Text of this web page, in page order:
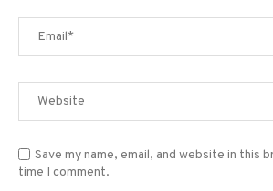
Save my name, email, and website in this
time I comment.